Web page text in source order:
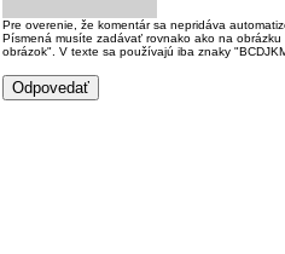
Pre overenie, že komentár sa nepridáva
Písmená musíte zadávať rovnako ako na
obrázok". V texte sa používajú iba znaky